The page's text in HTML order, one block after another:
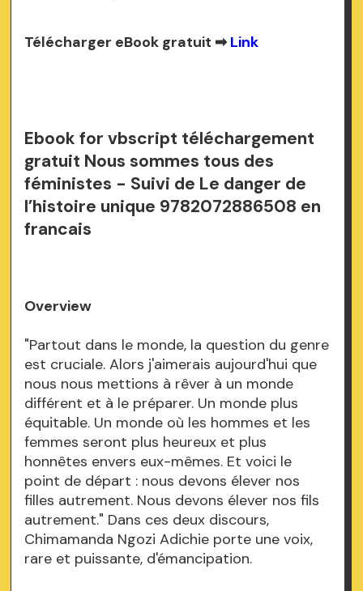
Télécharger eBook gratuit ➡Link
Ebook for vbscript téléchargement
gratuit Nous sommes tous des
féministes - Suivi de Le danger de
l’histoire unique 9782072886508 en
francais
Overview
"Partout dans le monde, la question du genre
est cruciale. Alors j'aimerais aujourd'hui que
nous nous mettions à rêver à un monde
différent et à le préparer. Un monde plus
équitable. Un monde où les hommes et les
femmes seront plus heureux et plus
honnêtes envers eux-mêmes. Et voici le
point de départ : nous devons élever nos
filles autrement. Nous devons élever nos fils
autrement." Dans ces deux discours,
Chimamanda Ngozi Adichie porte une voix,
rare et puissante, d'émancipation.